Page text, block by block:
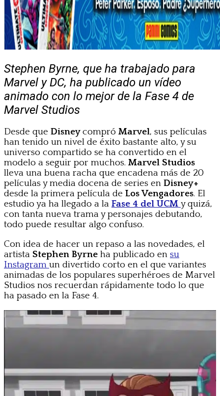
Stephen Byrne, que ha trabajado para
Marvel y DC, ha publicado un vídeo
animado con lo mejor de la Fase 4 de
Marvel Studios
Desde que Disneycompró Marvel, sus películas
han tenido un nivel de éxito bastante alto, y su
universo compartido se ha convertido en el
modelo a seguir por muchos. Marvel Studios
lleva una buena racha que encadena más de 20
películas y media docena de series en Disney+
desde la primera película de Los Vengadores. El
estudio ya ha llegado a la Fase 4 del UCM y quizá,
con tanta nueva trama y personajes debutando,
todo puede resultar algo confuso.
Con idea de hacer un repaso a las novedades, el
artista Stephen Byrne ha publicado en su
Instagram un divertido corto en el que variantes
animadas de los populares superhéroes de Marvel
Studios nos recuerdan rápidamente todo lo que
ha pasado en la Fase 4.